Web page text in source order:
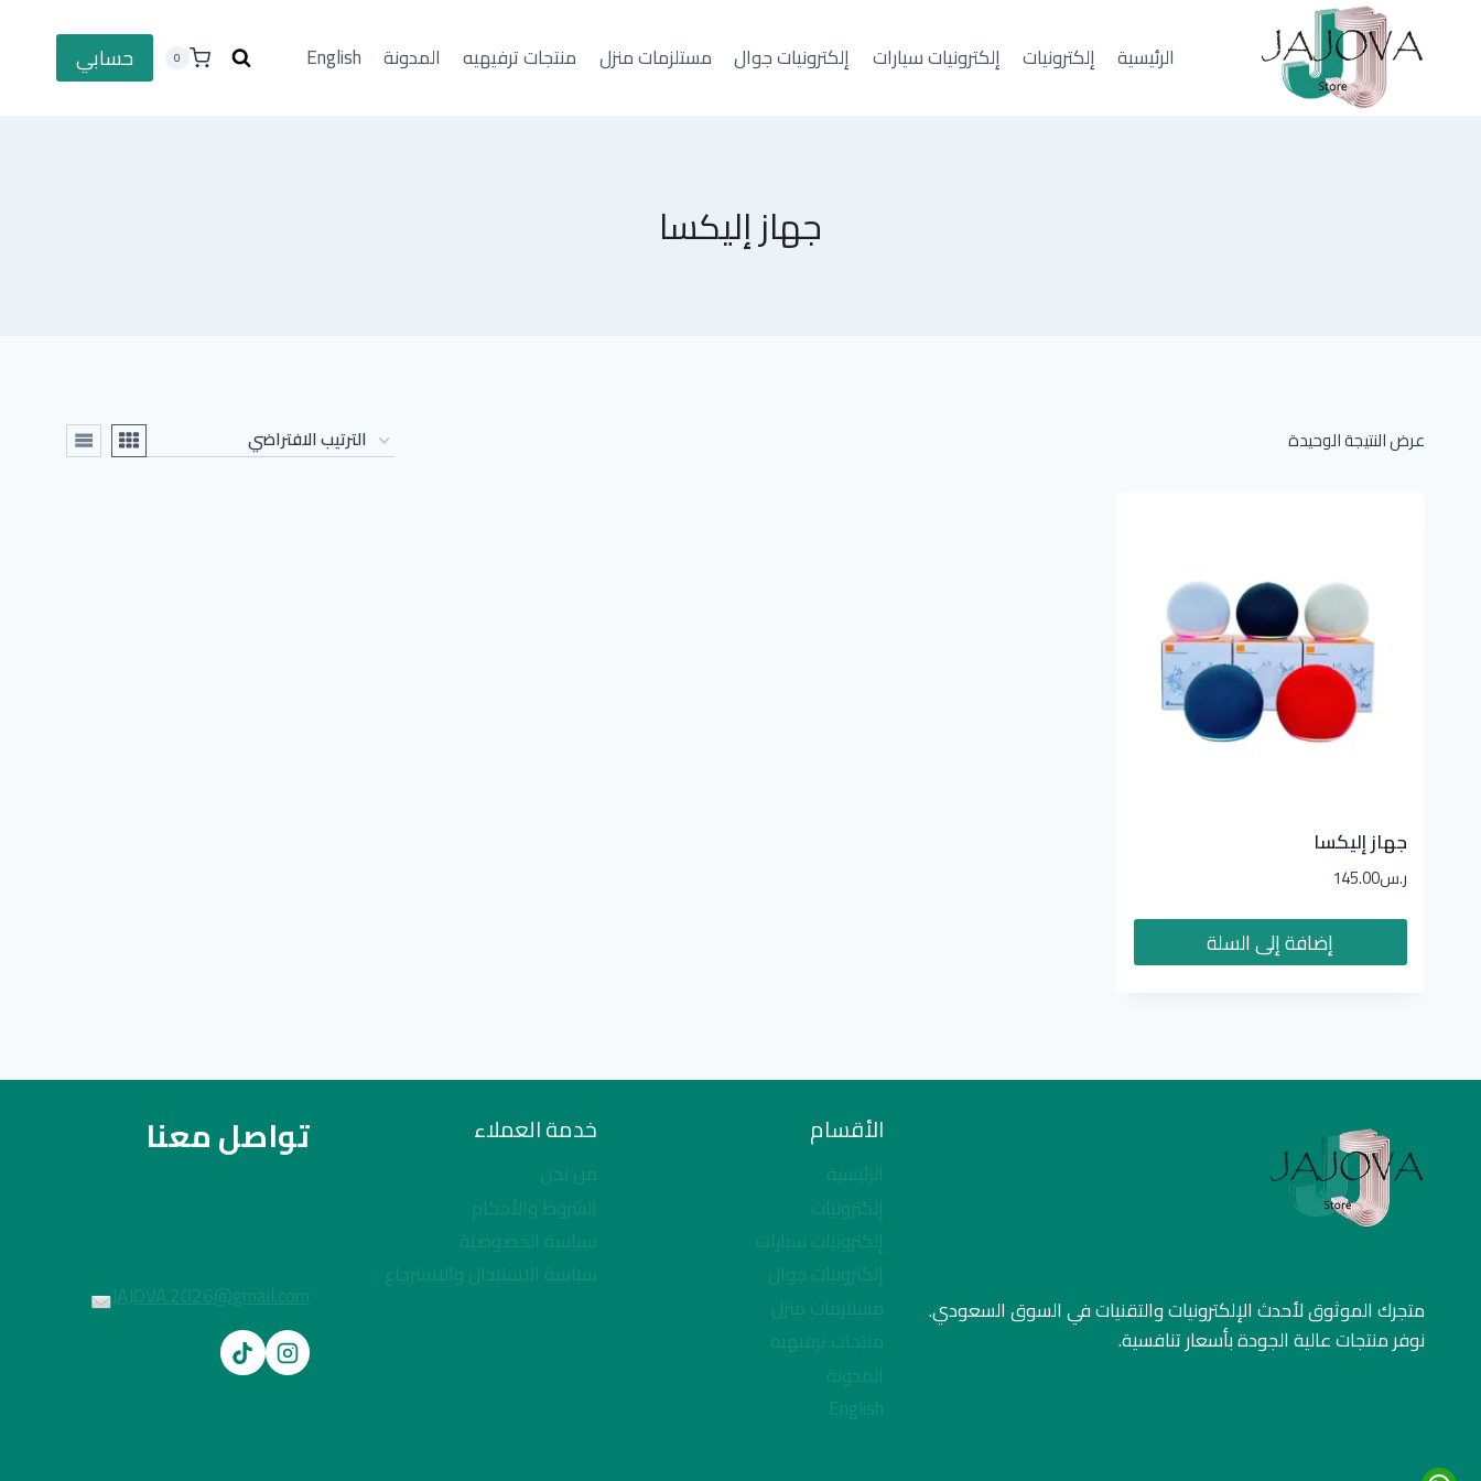
المحتوى
الرئيسية إلكترونيات إلكترونيات سيارات إلكترونيات جوال مستلزمات منزل منتجات ترفيهيه المدونة English
0 حسابي
جهاز إليكسا
عرض النتيجة الوحيدة
جهاز إليكسا
ر.س145.00
إضافة إلى السلة
متجرك الموثوق لأحدث الإلكترونيات والتقنيات في السوق السعودي.
نوفر منتجات عالية الجودة بأسعار تنافسية.
الأقسام
الرئيسية
إلكترونيات
إلكترونيات سيارات
إلكترونيات جوال
مستلزمات منزل
منتجات ترفيهيه
المدونة
English
خدمة العملاء
من نحن
الشروط والأحكام
سياسة الخصوصية
سياسة الاستبدال والاسترجاع
تواصل معنا
JAJOVA.2026@gmail.com